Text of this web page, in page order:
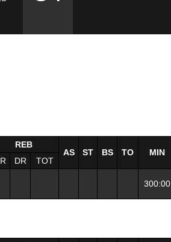
REB
AS
ST BS TO
MIN
DR TOT
300:00